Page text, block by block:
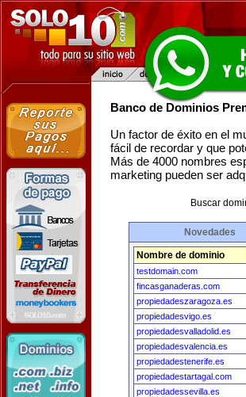
Banco de Dominios
Un factor de éxito en el
fácil de recordar y que
Más de 4000 nombres
marketing pueden ser
Buscar
Novedades
Nombre de dominio
testdomain.com
fincasganaderas.com
propiedadeszaragoza.es
propiedadesvigo.es
propiedadesvalladolid.es
propiedadesvalencia.es
propiedadestenerife.es
propiedadestartagal.com
propiedadessevilla.es